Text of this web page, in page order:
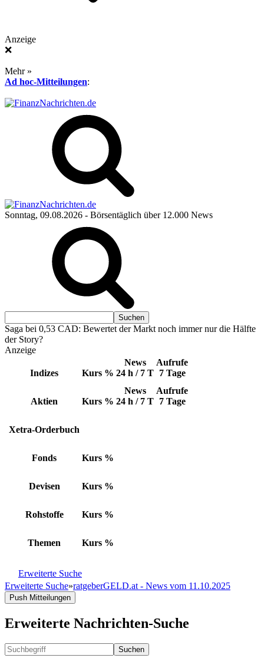
Anzeige
❌
Mehr »
Ad hoc-Mitteilungen:
Sonntag, 09.08.2026 - Börsentäglich über 12.000 News
Saga bei 0,53 CAD: Bewertet der Markt noch immer nur die Hälfte
der Story?
Anzeige
Indizes Kurs %
News
24 h / 7 T
Aufrufe
7 Tage
Aktien Kurs %
News
24 h / 7 T
Aufrufe
7 Tage
Xetra-Orderbuch
Fonds Kurs %
Devisen Kurs %
Rohstoffe Kurs %
Themen Kurs %
Erweiterte Suche
Erweiterte Suche»ratgeberGELD.at - News vom 11.10.2025
Push Mitteilungen
Erweiterte Nachrichten-Suche
Suchen